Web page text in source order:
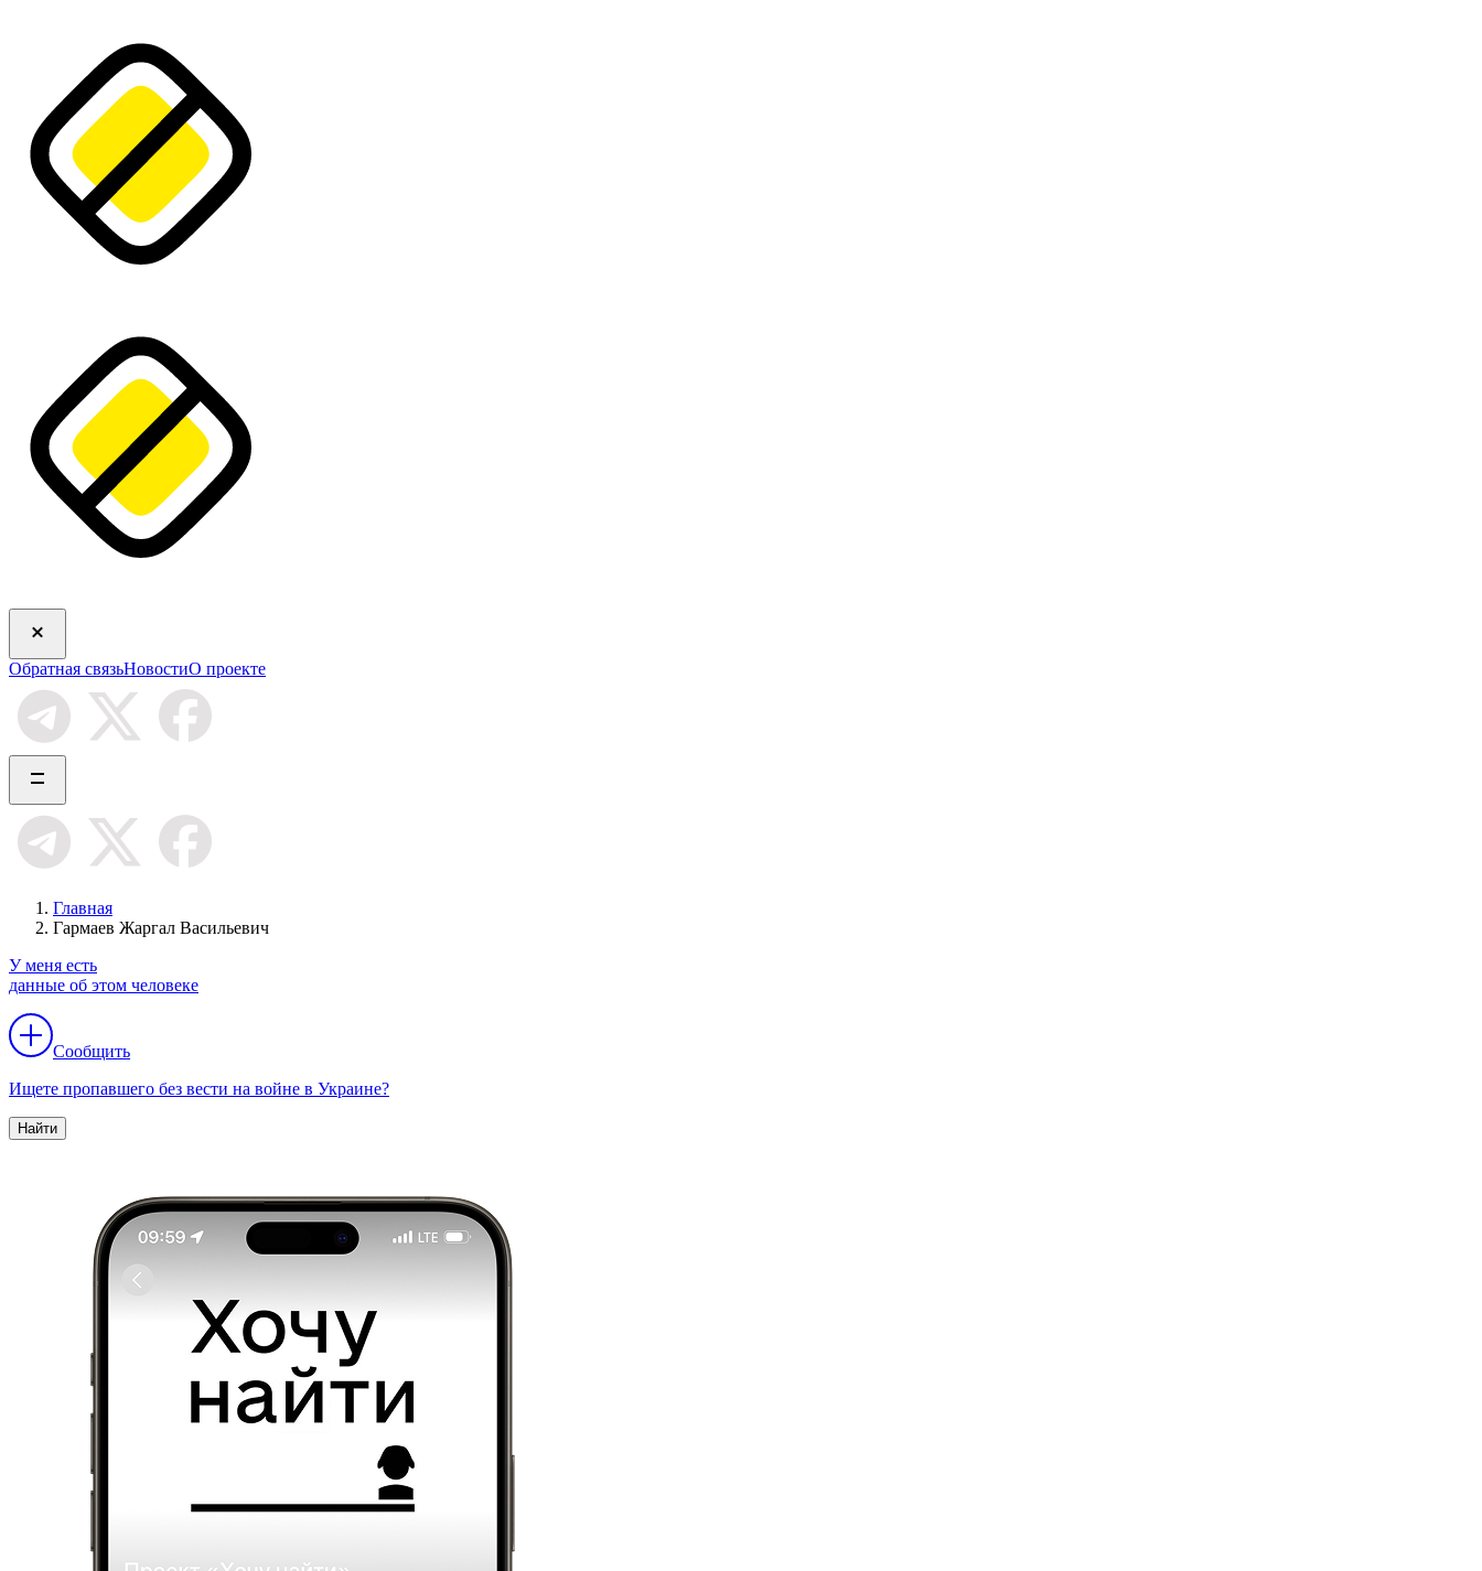
Обратная связьНовостиО проекте
Главная
Гармаев Жаргал Васильевич
У меня есть
данные об этом человеке
Сообщить
Ищете пропавшего без вести на войне в Украине?
Найти